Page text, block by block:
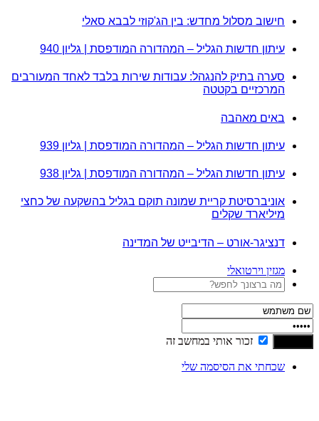
חישוב מסלול מחדש: בין הג'קוזי לבבא סאלי
עיתון חדשות הגליל – המהדורה המודפסת | גליון 940
סערה בתיק להנגהל: עבודות שירות בלבד לאחד המעורבים
המרכזיים בקטטה
באים מאהבה
עיתון חדשות הגליל – המהדורה המודפסת | גליון 939
עיתון חדשות הגליל – המהדורה המודפסת | גליון 938
אוניברסיטת קריית שמונה תוקם בגליל בהשקעה של כחצי
מיליארד שקלים
דנציגר-אורט – הדיבייט של המדינה
מגזין וירטואלי
זכור אותי במחשב זה
שכחתי את הסיסמה שלי